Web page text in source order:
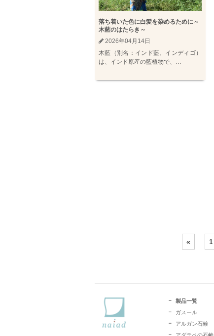
落ち着いた色に白髪を染めるために～
木藍のはたらき～
2026年04月14日
木藍（別名：インド藍、インディゴ）
は、インド原産の藍植物で、…
« 1
製品一覧
ガスール
アルガン石鹸
アダテペの石鹸